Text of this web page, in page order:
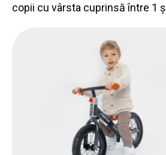
copii cu vârsta cuprinsă între 1